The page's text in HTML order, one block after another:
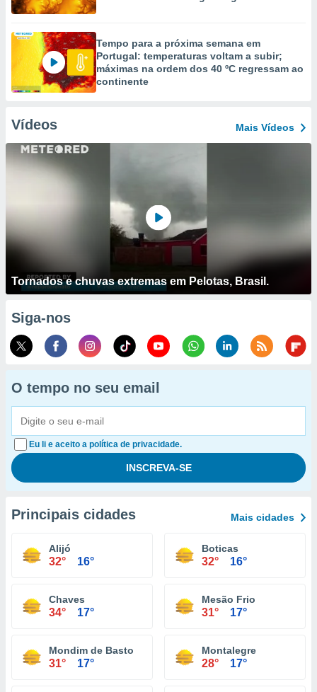
Tempo para a próxima semana em
Portugal: temperaturas voltam a subir;
máximas na ordem dos 40 ºC regressam ao
continente
Vídeos Mais Vídeos
Tornados e chuvas extremas em Pelotas, Brasil.
Siga-nos
O tempo no seu email
Eu li e aceito a política de privacidade.
Principais cidades Mais cidades
Alijó
32° 16°
Boticas
32° 16°
Chaves
34° 17°
Mesão Frio
31° 17°
Mondim de Basto
31° 17°
Montalegre
28° 17°